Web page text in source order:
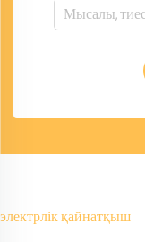
электрлік қайнатқыш